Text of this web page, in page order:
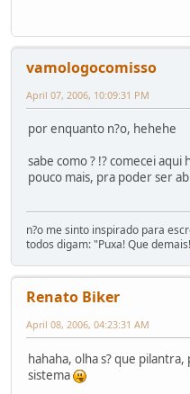
vamologocomisso
April 07, 2006, 10:09:31 PM
por enquanto n?o, hehehe
sabe como ? !? comecei
pouco mais, pra poder ser
n?o me sinto inspirado para
todos digam: "Puxa! Que demais!
Renato Biker
April 08, 2006, 04:23:31 AM
hahaha, olha s? que
sistema